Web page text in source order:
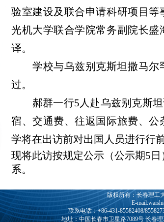
验室建设及联合申请科研项目
光机大学联合学院常务副院长
译。
学校与乌兹别克斯坦撒马
过。
郝群一行5人赴乌兹别克斯
宿、交通费、往返国际旅费、公
学将在出访前对出国人员进行行前
现将此访按规定公示（公示期5
系。
版权所有：长春理工
E-
联系电话：+86-431-85582408/
地址：中国长春市卫星路7089号 长春